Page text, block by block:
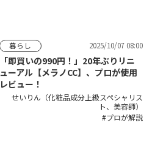
暮らし 2025/10/07 08:00
「即買いの990円！」20年ぶりリニ
ューアル【メラノCC】、プロが使用
レビュー！
せいりん（化粧品成分上級スペシャリス
ト、美容師）
プロが解説